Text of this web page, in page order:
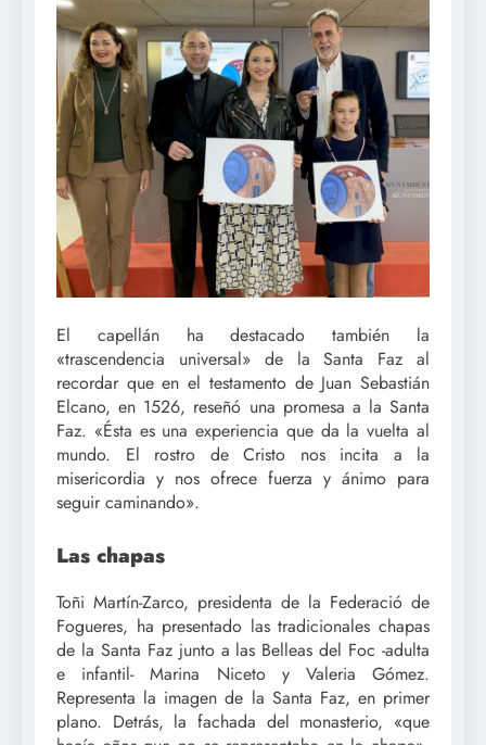
El capellán ha destacado también la
«trascendencia universal» de la Santa Faz al
recordar que en el testamento de Juan Sebastián
Elcano, en 1526, reseñó una promesa a la Santa
Faz. «Ésta es una experiencia que da la vuelta al
mundo. El rostro de Cristo nos incita a la
misericordia y nos ofrece fuerza y ánimo para
seguir caminando».
Las chapas
Toñi Martín-Zarco, presidenta de la Federació de
Fogueres, ha presentado las tradicionales chapas
de la Santa Faz junto a las Belleas del Foc -adulta
e infantil- Marina Niceto y Valeria Gómez.
Representa la imagen de la Santa Faz, en primer
plano. Detrás, la fachada del monasterio, «que